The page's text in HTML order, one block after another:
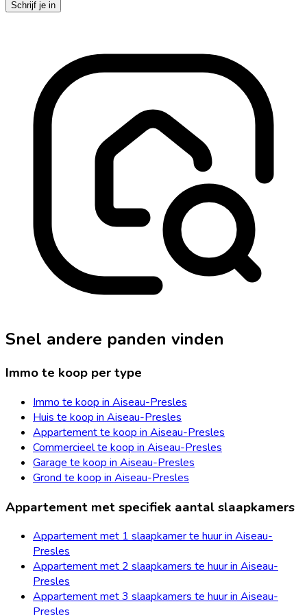
Schrijf je in
Snel andere panden vinden
Immo te koop per type
Immo te koop in Aiseau-Presles
Huis te koop in Aiseau-Presles
Appartement te koop in Aiseau-Presles
Commercieel te koop in Aiseau-Presles
Garage te koop in Aiseau-Presles
Grond te koop in Aiseau-Presles
Appartement met specifiek aantal slaapkamers
Appartement met 1 slaapkamer te huur in Aiseau-
Presles
Appartement met 2 slaapkamers te huur in Aiseau-
Presles
Appartement met 3 slaapkamers te huur in Aiseau-
Presles